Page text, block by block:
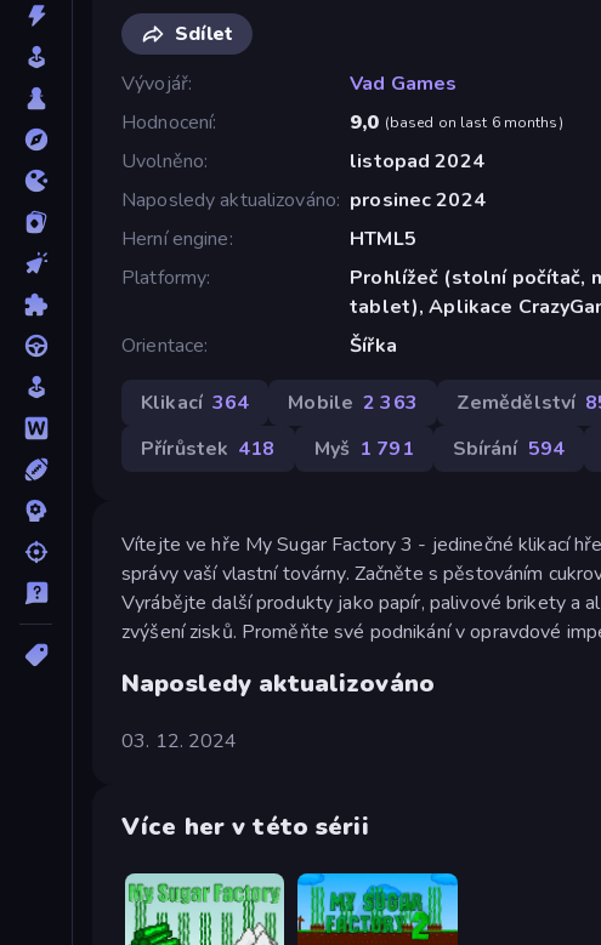
Sdílet
Vývojář
Vad Games
Hodnocení
9,0 (based on last 6 months)
Uvolněno
listopad 2024
Naposledy aktualizováno prosinec 2024
Herní engine
HTML5
Platformy
Prohlížeč (stolní počítač,
tablet), Aplikace
Orientace
Šířka
Klikací 364 Mobile 2 363 Zemědělství
Přírůstek 418 Myš 1 791 Sbírání 594
Vítejte ve hře My Sugar Factory 3 - jedinečné klikací
správy vaší vlastní továrny. Začněte s pěstováním
Vyrábějte další produkty jako papír, palivové brikety a
zvýšení zisků. Proměňte své podnikání v opravdové
Naposledy aktualizováno
03. 12. 2024
Více her v této sérii